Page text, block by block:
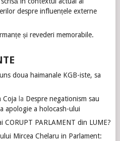
despre influențele externe
și revederi memorabile.
doua haimanale KGB-iste, sa
la Despre negationism sau
apologie a holocash-ului
CORUPT PARLAMENT din LUME?
Mircea Chelaru in Parlament: